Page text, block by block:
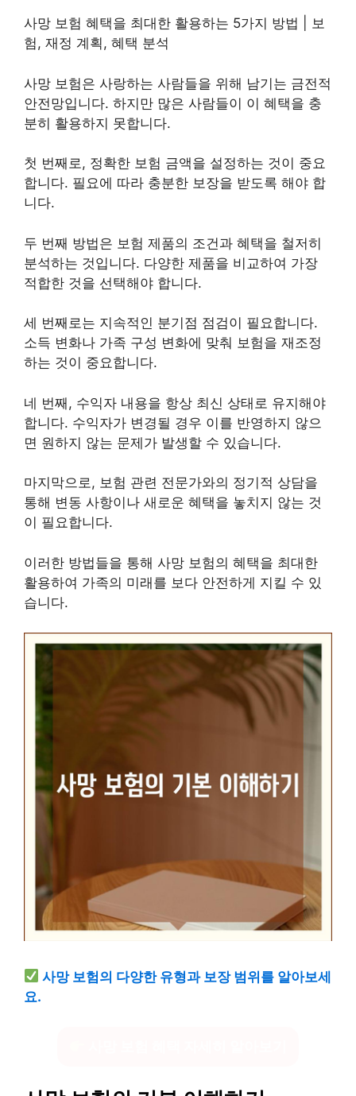
사망 보험 혜택을 최대한 활용하는 5가지 방법 | 보
험, 재정 계획, 혜택 분석
사망 보험은 사랑하는 사람들을 위해 남기는 금전적
안전망입니다. 하지만 많은 사람들이 이 혜택을 충
분히 활용하지 못합니다.
첫 번째로, 정확한 보험 금액을 설정하는 것이 중요
합니다. 필요에 따라 충분한 보장을 받도록 해야 합
니다.
두 번째 방법은 보험 제품의 조건과 혜택을 철저히
분석하는 것입니다. 다양한 제품을 비교하여 가장
적합한 것을 선택해야 합니다.
세 번째로는 지속적인 분기점 점검이 필요합니다.
소득 변화나 가족 구성 변화에 맞춰 보험을 재조정
하는 것이 중요합니다.
네 번째, 수익자 내용을 항상 최신 상태로 유지해야
합니다. 수익자가 변경될 경우 이를 반영하지 않으
면 원하지 않는 문제가 발생할 수 있습니다.
마지막으로, 보험 관련 전문가와의 정기적 상담을
통해 변동 사항이나 새로운 혜택을 놓치지 않는 것
이 필요합니다.
이러한 방법들을 통해 사망 보험의 혜택을 최대한
활용하여 가족의 미래를 보다 안전하게 지킬 수 있
습니다.
사망 보험의 다양한 유형과 보장 범위를 알아보세
요.